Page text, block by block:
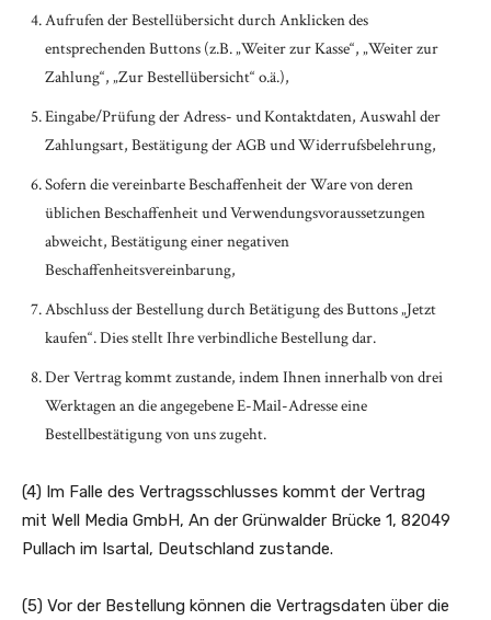
Aufrufen der Bestellübersicht durch Anklicken des
entsprechenden Buttons (z.B. „Weiter zur Kasse“, „Weiter zur
Zahlung“, „Zur Bestellübersicht“ o.ä.),
Eingabe/Prüfung der Adress- und Kontaktdaten, Auswahl der
Zahlungsart, Bestätigung der AGB und Widerrufsbelehrung,
Sofern die vereinbarte Beschaffenheit der Ware von deren
üblichen Beschaffenheit und Verwendungsvoraussetzungen
abweicht, Bestätigung einer negativen
Beschaffenheitsvereinbarung,
Abschluss der Bestellung durch Betätigung des Buttons „Jetzt
kaufen“. Dies stellt Ihre verbindliche Bestellung dar.
Der Vertrag kommt zustande, indem Ihnen innerhalb von drei
Werktagen an die angegebene E-Mail-Adresse eine
Bestellbestätigung von uns zugeht.
(4) Im Falle des Vertragsschlusses kommt der Vertrag
mit Well Media GmbH, An der Grünwalder Brücke 1, 82049
Pullach im Isartal, Deutschland zustande.
(5) Vor der Bestellung können die Vertragsdaten über die